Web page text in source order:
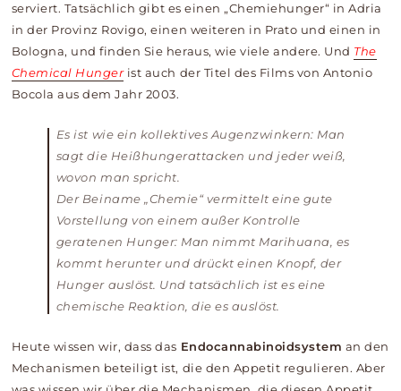
serviert. Tatsächlich gibt es einen „Chemiehunger“ in Adria
in der Provinz Rovigo, einen weiteren in Prato und einen in
Bologna, und finden Sie heraus, wie viele andere. Und The
Chemical Hunger ist auch der Titel des Films von Antonio
Bocola aus dem Jahr 2003.
Es ist wie ein kollektives Augenzwinkern: Man
sagt die Heißhungerattacken und jeder weiß,
wovon man spricht.
Der Beiname „Chemie“ vermittelt eine gute
Vorstellung von einem außer Kontrolle
geratenen Hunger: Man nimmt Marihuana, es
kommt herunter und drückt einen Knopf, der
Hunger auslöst. Und tatsächlich ist es eine
chemische Reaktion, die es auslöst.
Heute wissen wir, dass das Endocannabinoidsystem an den
Mechanismen beteiligt ist, die den Appetit regulieren. Aber